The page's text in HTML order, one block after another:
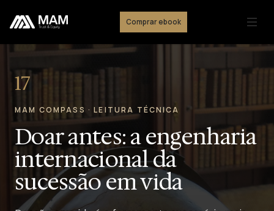
Comprar ebook
17
MAM COMPASS · LEITURA TÉCNICA
Doar antes: a engenharia
internacional da
sucessão em vida